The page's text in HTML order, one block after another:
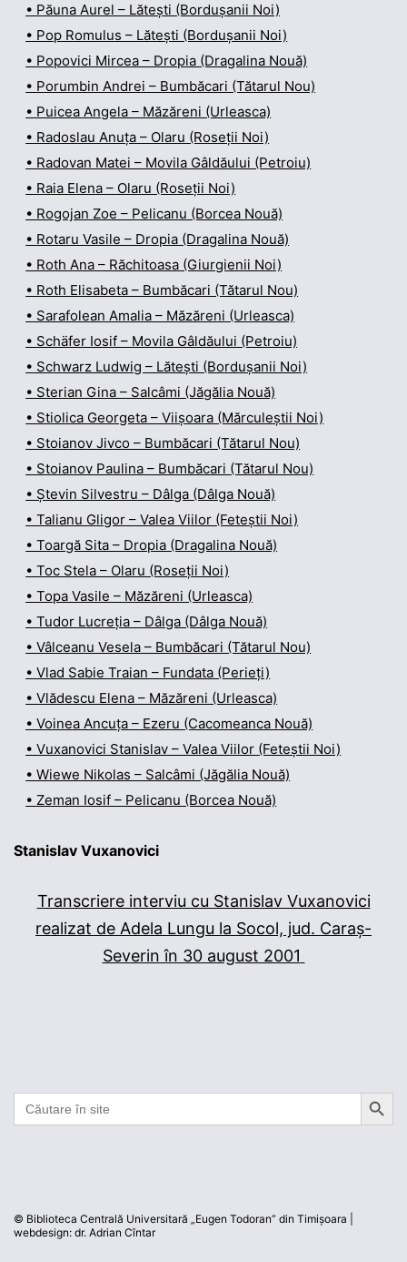
• Păuna Aurel – Lătești (Bordușanii Noi)
• Pop Romulus – Lătești (Bordușanii Noi)
• Popovici Mircea – Dropia (Dragalina Nouă)
• Porumbin Andrei – Bumbăcari (Tătarul Nou)
• Puicea Angela – Măzăreni (Urleasca)
• Radoslau Anuța – Olaru (Roseții Noi)
• Radovan Matei – Movila Gâldăului (Petroiu)
• Raia Elena – Olaru (Roseții Noi)
• Rogojan Zoe – Pelicanu (Borcea Nouă)
• Rotaru Vasile – Dropia (Dragalina Nouă)
• Roth Ana – Răchitoasa (Giurgienii Noi)
• Roth Elisabeta – Bumbăcari (Tătarul Nou)
• Sarafolean Amalia – Măzăreni (Urleasca)
• Schäfer Iosif – Movila Gâldăului (Petroiu)
• Schwarz Ludwig – Lătești (Bordușanii Noi)
• Sterian Gina – Salcâmi (Jăgălia Nouă)
• Stiolica Georgeta – Viișoara (Mărculeștii Noi)
• Stoianov Jivco – Bumbăcari (Tătarul Nou)
• Stoianov Paulina – Bumbăcari (Tătarul Nou)
• Ștevin Silvestru – Dâlga (Dâlga Nouă)
• Talianu Gligor – Valea Viilor (Feteștii Noi)
• Toargă Sita – Dropia (Dragalina Nouă)
• Toc Stela – Olaru (Roseții Noi)
• Topa Vasile – Măzăreni (Urleasca)
• Tudor Lucreția – Dâlga (Dâlga Nouă)
• Vâlceanu Vesela – Bumbăcari (Tătarul Nou)
• Vlad Sabie Traian – Fundata (Perieți)
• Vlădescu Elena – Măzăreni (Urleasca)
• Voinea Ancuța – Ezeru (Cacomeanca Nouă)
• Vuxanovici Stanislav – Valea Viilor (Feteștii Noi)
• Wiewe Nikolas – Salcâmi (Jăgălia Nouă)
• Zeman Iosif – Pelicanu (Borcea Nouă)
Stanislav Vuxanovici
Transcriere interviu cu Stanislav Vuxanovici
realizat de Adela Lungu la Socol, jud. Caraș-
Severin în 30 august 2001
Search
for:
Search